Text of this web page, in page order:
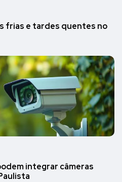
frias e tardes quentes no
integrar câmeras